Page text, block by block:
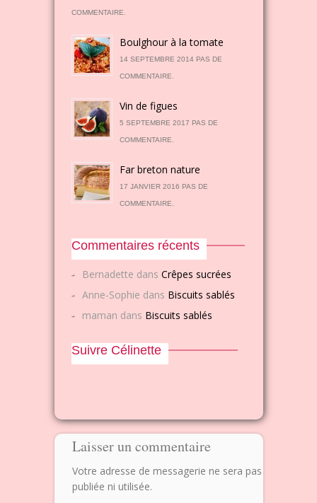
COMMENTAIRE.
Boulghour à la tomate
14 SEPTEMBRE 2014 PAS DE
COMMENTAIRE.
Vin de figues
5 SEPTEMBRE 2017 PAS DE
COMMENTAIRE.
Far breton nature
17 JANVIER 2016 PAS DE
COMMENTAIRE.
Commentaires récents
Bernadette dansCrêpes sucrées
Anne-Sophie dans Biscuits sablés
maman dans Biscuits sablés
Suivre Célinette
Laisser un commentaire
Votre adresse de messagerie ne sera pas
publiée ni utilisée.